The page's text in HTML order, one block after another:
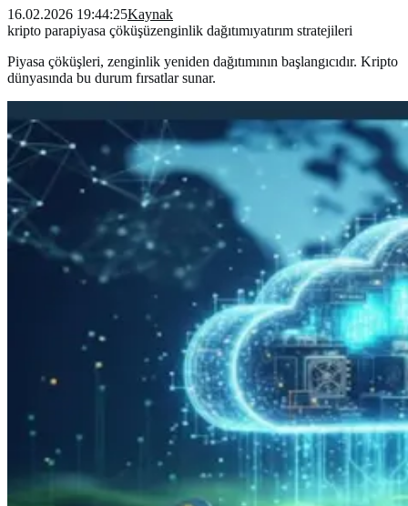
16.02.2026 19:44:25Kaynak
kripto parapiyasa çöküşüzenginlik dağıtımıyatırım stratejileri
Piyasa çöküşleri, zenginlik yeniden dağıtımının başlangıcıdır. Kripto
dünyasında bu durum fırsatlar sunar.